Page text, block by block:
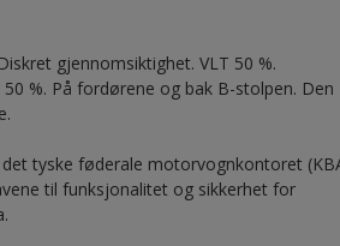
gjennomsiktighet. VLT 50 %.
%. På fordørene og bak B-stolpen. Den
tyske føderale motorvognkontoret
til funksjonalitet og sikkerhet for